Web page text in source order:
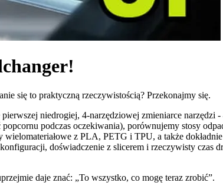
się to praktyczną rzeczywistością? Przekonajmy się.
niedrogiej, 4-narzędziowej zmieniarce narzędzi
podczas oczekiwania), porównujemy stosy
z PLA, PETG i TPU, a także
doświadczenie z slicerem i rzeczywisty czas
daje znać: „To wszystko, co mogę teraz zrobić”.